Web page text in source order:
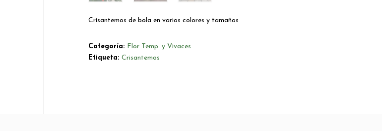
Crisantemos de bola en varios colores y tamaños
Categoría: Flor Temp. y Vivaces
Etiqueta: Crisantemos